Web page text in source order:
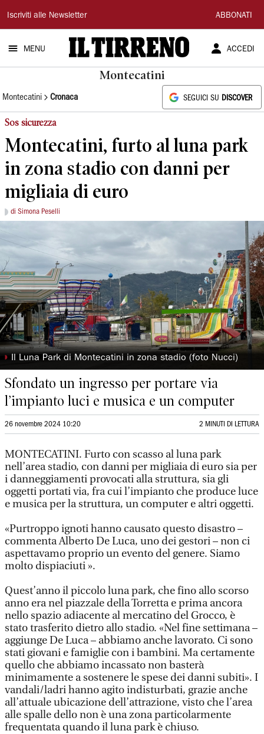
Il
Tirreno
Iscriviti alle Newsletter ABBONATI
MENU ACCEDI
Montecatini
Montecatini Cronaca SEGUICI SU DISCOVER
Sos sicurezza
Montecatini, furto al luna park
in zona stadio con danni per
migliaia di euro
di Simona Peselli
◗ Il Luna Park di Montecatini in zona stadio (foto Nucci)
Sfondato un ingresso per portare via
l’impianto luci e musica e un computer
26 novembre 2024 10:20 2 MINUTI DI LETTURA
MONTECATINI. Furto con scasso al luna park
nell’area stadio, con danni per migliaia di euro sia per
i danneggiamenti provocati alla struttura, sia gli
oggetti portati via, fra cui l’impianto che produce luce
e musica per la struttura, un computer e altri oggetti.
«Purtroppo ignoti hanno causato questo disastro –
commenta Alberto De Luca, uno dei gestori – non ci
aspettavamo proprio un evento del genere. Siamo
molto dispiaciuti ».
Quest’anno il piccolo luna park, che fino allo scorso
anno era nel piazzale della Torretta e prima ancora
nello spazio adiacente al mercatino del Grocco, è
stato trasferito dietro allo stadio. «Nel fine settimana –
aggiunge De Luca – abbiamo anche lavorato. Ci sono
stati giovani e famiglie con i bambini. Ma certamente
quello che abbiamo incassato non basterà
minimamente a sostenere le spese dei danni subiti». I
vandali/ladri hanno agito indisturbati, grazie anche
all’attuale ubicazione dell’attrazione, visto che l’area
alle spalle dello non è una zona particolarmente
frequentata quando il luna park è chiuso.